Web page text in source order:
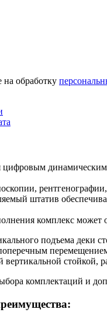
на обработку
цифровым
штатив
комплекс может
подъема деки
вертикальной стойкой,
комплектаций и